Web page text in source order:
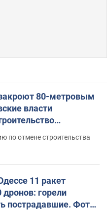
80-метровым
власти
по отмене строительства
11 ракет
дронов: горели
пострадавшие. Фото